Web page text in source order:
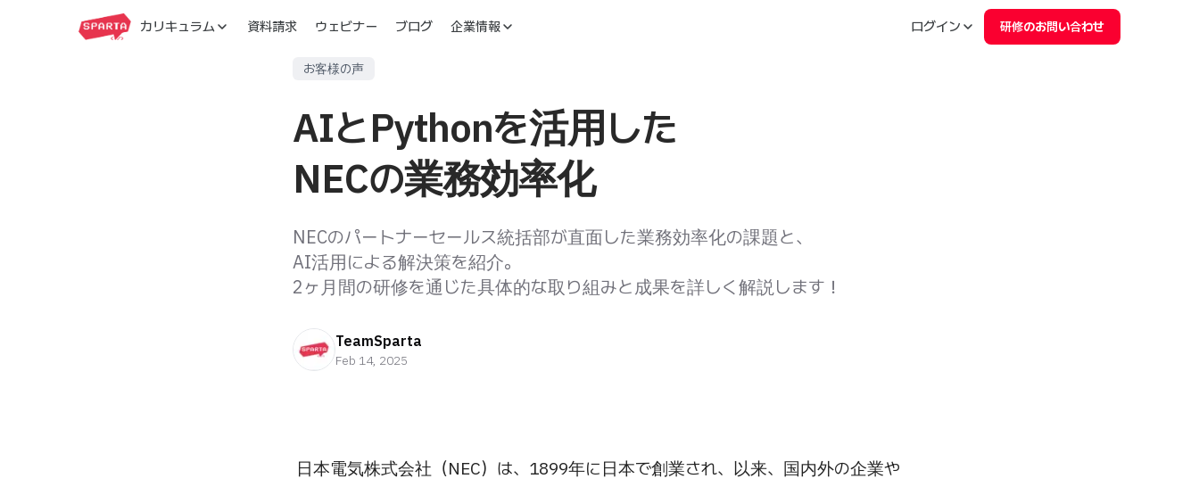
カリキュラム 資料請求 ウェビナー ブログ 企業情報 ログイン 研修のお問い合わせ
お客様の声
AIとPythonを活用した
NECの業務効率化
NECのパートナーセールス統括部が直面した業務効率化の課題と、
AI活用による解決策を紹介。
2ヶ月間の研修を通じた具体的な取り組みと成果を詳しく解説します！
TeamSparta
Feb 14, 2025
日本電気株式会社（NEC）は、1899年に日本で創業され、以来、国内外の企業や